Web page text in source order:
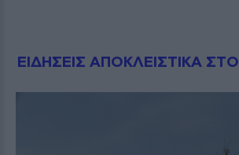
ΕΙΔΗΣΕΙΣ ΑΠΟΚΛΕΙΣΤΙΚΑ ΣΤΟ